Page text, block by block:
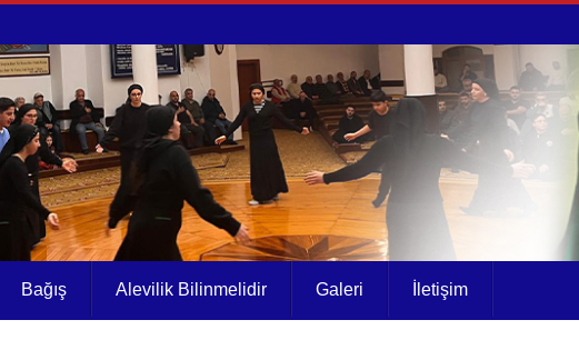
Bağış Alevilik Bilinmelidir Galeri İletişim